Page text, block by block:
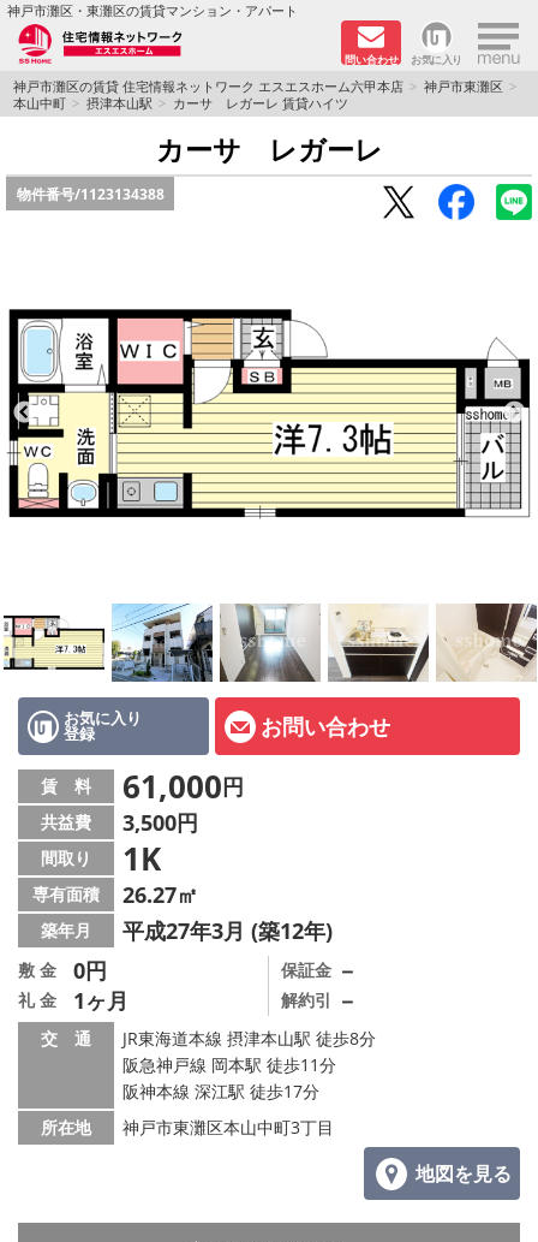
神戸市灘区・東灘区の賃貸マンション・アパート
問い合わせ お気に入り ×
TOPページ
学生さん向け物件
ペット飼育可物件
路線·駅から探す
地域から探す
地図から探す
メールでお問い合わせ
神戸市灘区の賃貸 住宅情報ネットワーク エスエスホーム六甲本店
神戸市東灘区
本山中町
摂津本山駅 カーサ レガーレ 賃貸ハイツ
カーサ レガーレ
物件番号/1123134388
お気に入り
登録 お問い合わせ
賃 料 61,000円
共益費 3,500円
間取り 1K
専有面積 26.27㎡
築年月 平成27年3月 (築12年)
敷 金 0円
礼 金 1ヶ月
保証金 －
解約引 －
交 通
JR東海道本線 摂津本山駅 徒歩8分
阪急神戸線 岡本駅 徒歩11分
阪神本線 深江駅 徒歩17分
所在地
神戸市東灘区本山中町3丁目
地図を見る